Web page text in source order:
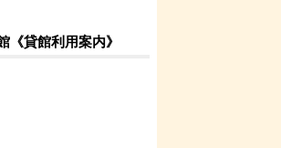
《貸館利用案内》